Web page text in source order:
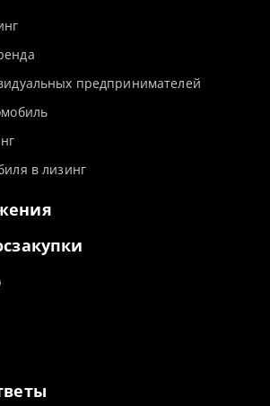
предпринимателей
в лизинг